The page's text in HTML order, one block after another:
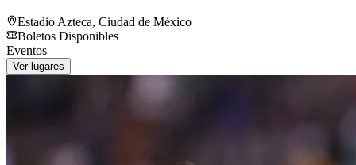
Estadio Azteca, Ciudad de México
Boletos Disponibles
Eventos
Ver lugares